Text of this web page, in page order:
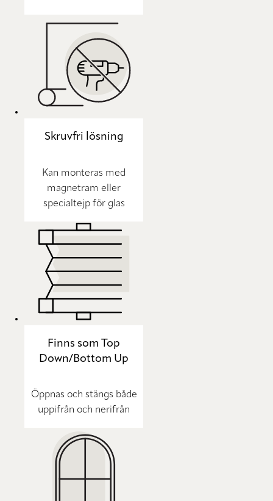
Skruvfri lösning
Kan monteras med
magnetram eller
specialtejp för glas
Finns som Top
Down/Bottom Up
Öppnas och stängs både
uppifrån och nerifrån